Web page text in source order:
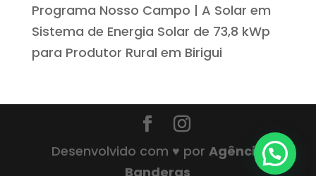
Programa Nosso Campo | A Solar em
Sistema de Energia Solar de 73,8 kWp
para Produtor Rural em Birigui
Desenvolvido com ♥ por Agência
Banderas